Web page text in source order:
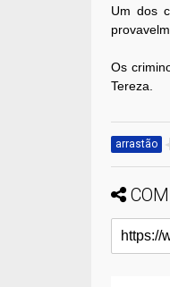
Um dos
Os
Tereza.
arrastão